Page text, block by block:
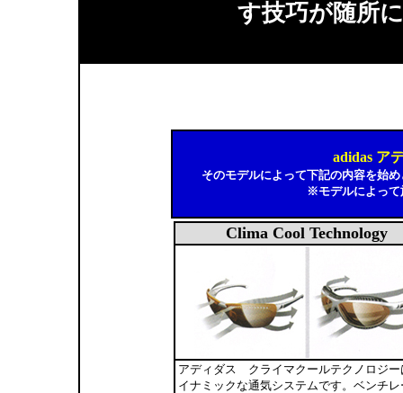
す技巧が随所
adidas ア
そのモデルによって下記の内容を始
※モデルによって
Clima Cool Technology
アディダス クライマクールテクノロジー
イナミックな通気システムです。ベンチレ